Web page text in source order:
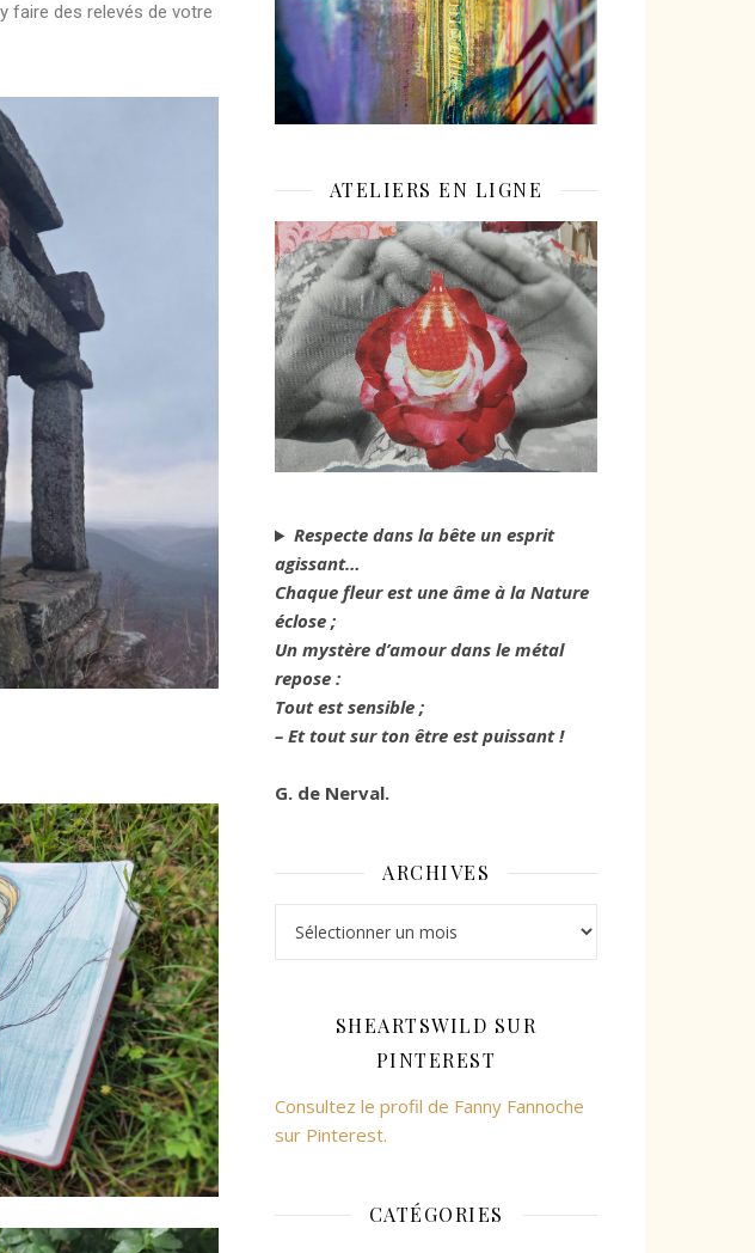
faire des relevés de votre
ATELIERS EN LIGNE
Respecte dans la bête un esprit
agissant…
Chaque fleur est une âme à la Nature
éclose ;
Un mystère d’amour dans le métal
repose :
Tout est sensible ;
– Et tout sur ton être est puissant !
G. de Nerval.
ARCHIVES
SHEARTSWILD SUR
PINTEREST
Consultez le profil de Fanny Fannoche
sur Pinterest.
CATÉGORIES